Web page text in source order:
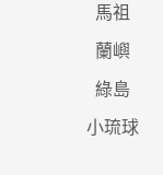
馬祖
蘭嶼
綠島
小琉球